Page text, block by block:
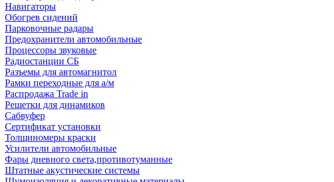
Навигаторы
Обогрев сидений
Парковочные радары
Предохранители автомобильные
Процессоры звуковые
Радиостанции СБ
Разъемы для автомагнитол
Рамки переходные для а/м
Распродажа Trade in
Решетки для динамиков
Сабвуфер
Сертификат установки
Толщиномеры краски
Усилители автомобильные
Фары дневного света,противотуманные
Штатные акустические системы